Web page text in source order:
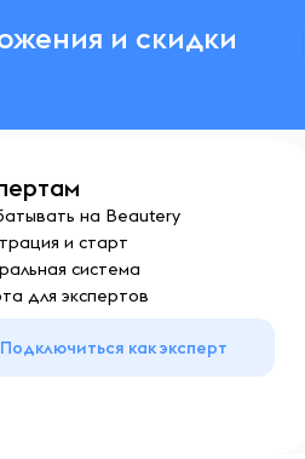
и скидки
на Beautery
и старт
система
для экспертов
Подключиться как эксперт